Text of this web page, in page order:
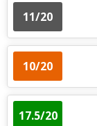
11/20
10/20
17.5/20